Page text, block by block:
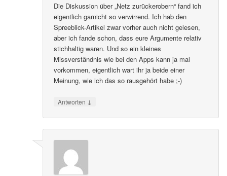
Die Diskussion über „Netz zurückerobern“ fand ich
eigentlich garnicht so verwirrend. Ich hab den
Spreeblick-Artikel zwar vorher auch nicht gelesen,
aber ich fande schon, dass eure Argumente relativ
stichhaltig waren. Und so ein kleines
Missverständnis wie bei den Apps kann ja mal
vorkommen, eigentlich wart ihr ja beide einer
Meinung, wie ich das so rausgehört habe ;-)
Antworten ↓